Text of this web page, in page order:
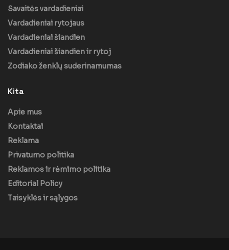
Savaitės vardadieniai
Vardadieniai rytojaus
Vardadieniai šiandien
Vardadieniai šiandien ir rytoj
Zodiako ženklų suderinamumas
Kita
Apie mus
Kontaktai
Reklama
Privatumo politika
Reklamos ir rėmimo politika
Editorial Policy
Taisyklės ir sąlygos